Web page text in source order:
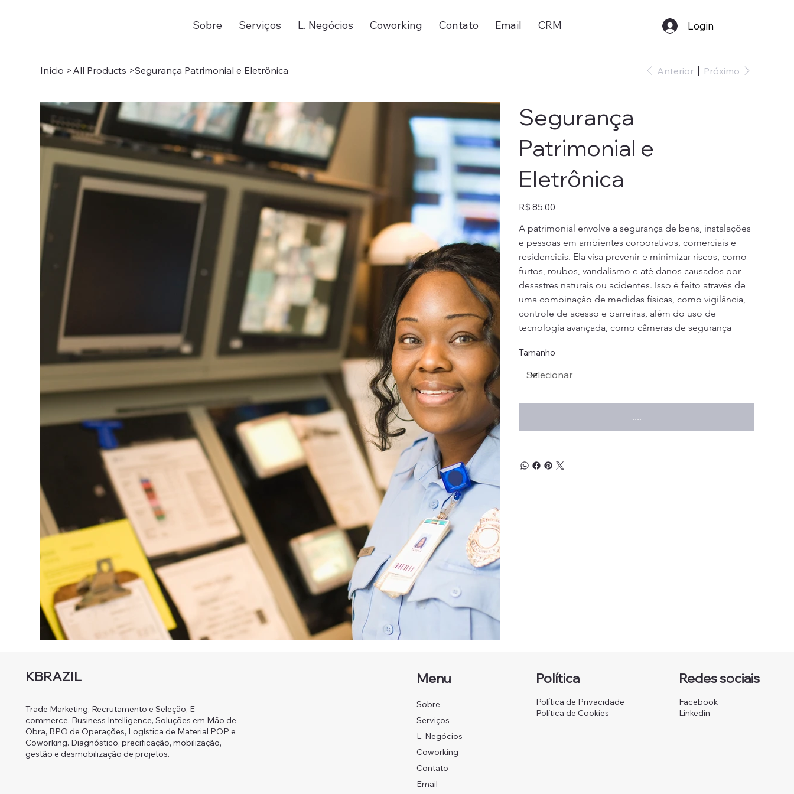
Sobre Serviços L. Negócios Coworking Contato Email CRM Login
Início > All Products >Segurança Patrimonial e Eletrônica Anterior Próximo
Segurança
Patrimonial e
Eletrônica
Preço
R$ 85,00
A patrimonial envolve a segurança de bens, instalações
e pessoas em ambientes corporativos, comerciais e
residenciais. Ela visa prevenir e minimizar riscos, como
furtos, roubos, vandalismo e até danos causados ​​por
desastres naturais ou acidentes. Isso é feito através de
uma combinação de medidas físicas, como vigilância,
controle de acesso e barreiras, além do uso de
tecnologia avançada, como câmeras de segurança
Tamanho
....
Trade Marketing, Recrutamento e Seleção, E-
commerce, Business Intelligence, Soluções em Mão de
Obra, BPO de Operações, Logística de Material POP e
Coworking. Diagnóstico, precificação, mobilização,
gestão e desmobilização de projetos.
KBRAZIL
Facebook
Linkedin
Redes sociais
Política de Privacidade
Política de Cookies
Política
Sobre
Serviços
L. Negócios
Coworking
Contato
Email
Menu